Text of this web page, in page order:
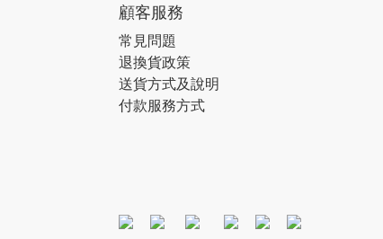
顧客服務
常見問題
退換貨政策
送貨方式及說明
付款服務方式